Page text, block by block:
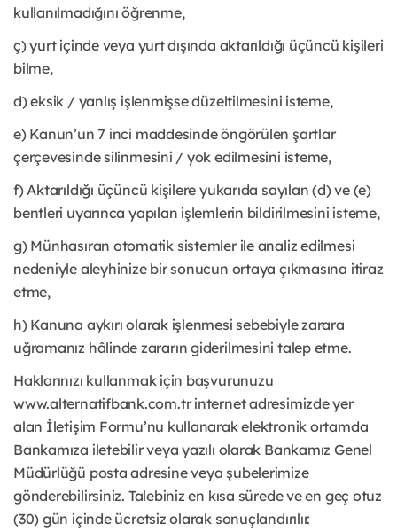
kullanılmadığını öğrenme,
ç) yurt içinde veya yurt dışında aktarıldığı üçüncü kişileri
bilme,
d) eksik / yanlış işlenmişse düzeltilmesini isteme,
e) Kanun’un 7 inci maddesinde öngörülen şartlar
çerçevesinde silinmesini / yok edilmesini isteme,
f) Aktarıldığı üçüncü kişilere yukarıda sayılan (d) ve (e)
bentleri uyarınca yapılan işlemlerin bildirilmesini isteme,
g) Münhasıran otomatik sistemler ile analiz edilmesi
nedeniyle aleyhinize bir sonucun ortaya çıkmasına itiraz
etme,
h) Kanuna aykırı olarak işlenmesi sebebiyle zarara
uğramanız hâlinde zararın giderilmesini talep etme.
Haklarınızı kullanmak için başvurunuzu
www.alternatifbank.com.tr internet adresimizde yer
alan İletişim Formu’nu kullanarak elektronik ortamda
Bankamıza iletebilir veya yazılı olarak Bankamız Genel
Müdürlüğü posta adresine veya şubelerimize
gönderebilirsiniz. Talebiniz en kısa sürede ve en geç otuz
(30) gün içinde ücretsiz olarak sonuçlandırılır.